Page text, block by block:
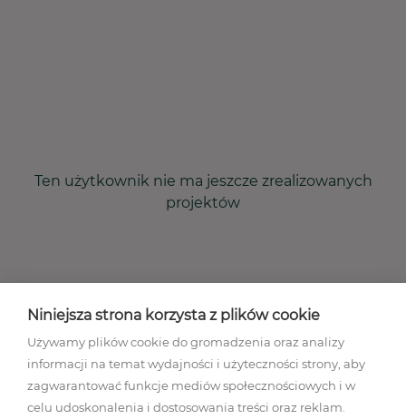
Ten użytkownik nie ma jeszcze zrealizowanych
projektów
Niniejsza strona korzysta z plików cookie
Używamy plików cookie do gromadzenia oraz analizy
informacji na temat wydajności i użyteczności strony, aby
zagwarantować funkcje mediów społecznościowych i w
celu udoskonalenia i dostosowania treści oraz reklam.